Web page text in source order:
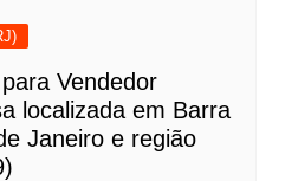
Vendedor
localizada em Barra
Janeiro e região